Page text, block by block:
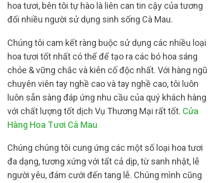
hoa tươi, bên tôi tự hào là liên can tin cậy của tương
đối nhiều người sử dụng sinh sống Cà Mau.
Chúng tôi cam kết ràng buộc sử dụng các nhiều loại
hoa tươi tốt nhất có thể để tạo ra các bó hoa sáng
chóe & vững chắc và kiên cố độc nhất. Với hàng ngũ
chuyên viên tay nghề cao và tay nghề cao, tôi luôn
luôn sẵn sàng đáp ứng nhu cầu của quý khách hàng
với chất lượng tốt dịch Vụ Thương Mại rất tốt. Cửa
Hàng Hoa Tươi Cà Mau
Chúng chúng tôi cung ứng các một số loại hoa tươi
đa dạng, tương xứng với tất cả dịp, từ sanh nhật, lễ
người yêu, đám cưới đến tang lễ. Chúng mình cũng